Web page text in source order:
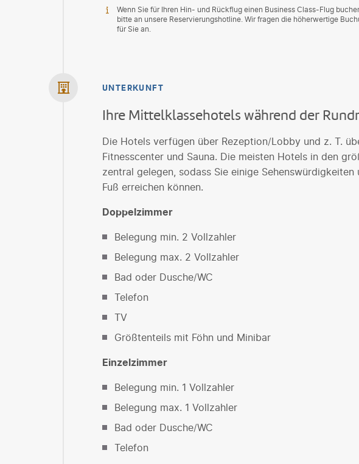
Wenn Sie für Ihren Hin- und Rückflug einen Business Class-Flug
bitte an unsere Reservierungshotline. Wir fragen die höherwertige
für Sie an.
UNTERKUNFT
Ihre Mittelklassehotels während der
Die Hotels verfügen über Rezeption/Lobby und z. T.
Fitnesscenter und Sauna. Die meisten Hotels in den
zentral gelegen, sodass Sie einige
Fuß erreichen können.
Doppelzimmer
Belegung min. 2 Vollzahler
Belegung max. 2 Vollzahler
Bad oder Dusche/WC
Telefon
TV
Größtenteils mit Föhn und Minibar
Einzelzimmer
Belegung min. 1 Vollzahler
Belegung max. 1 Vollzahler
Bad oder Dusche/WC
Telefon